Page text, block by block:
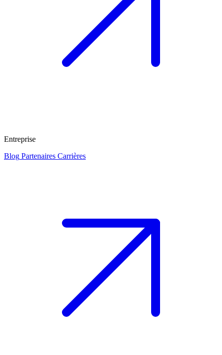
Entreprise
Blog Partenaires Carrières